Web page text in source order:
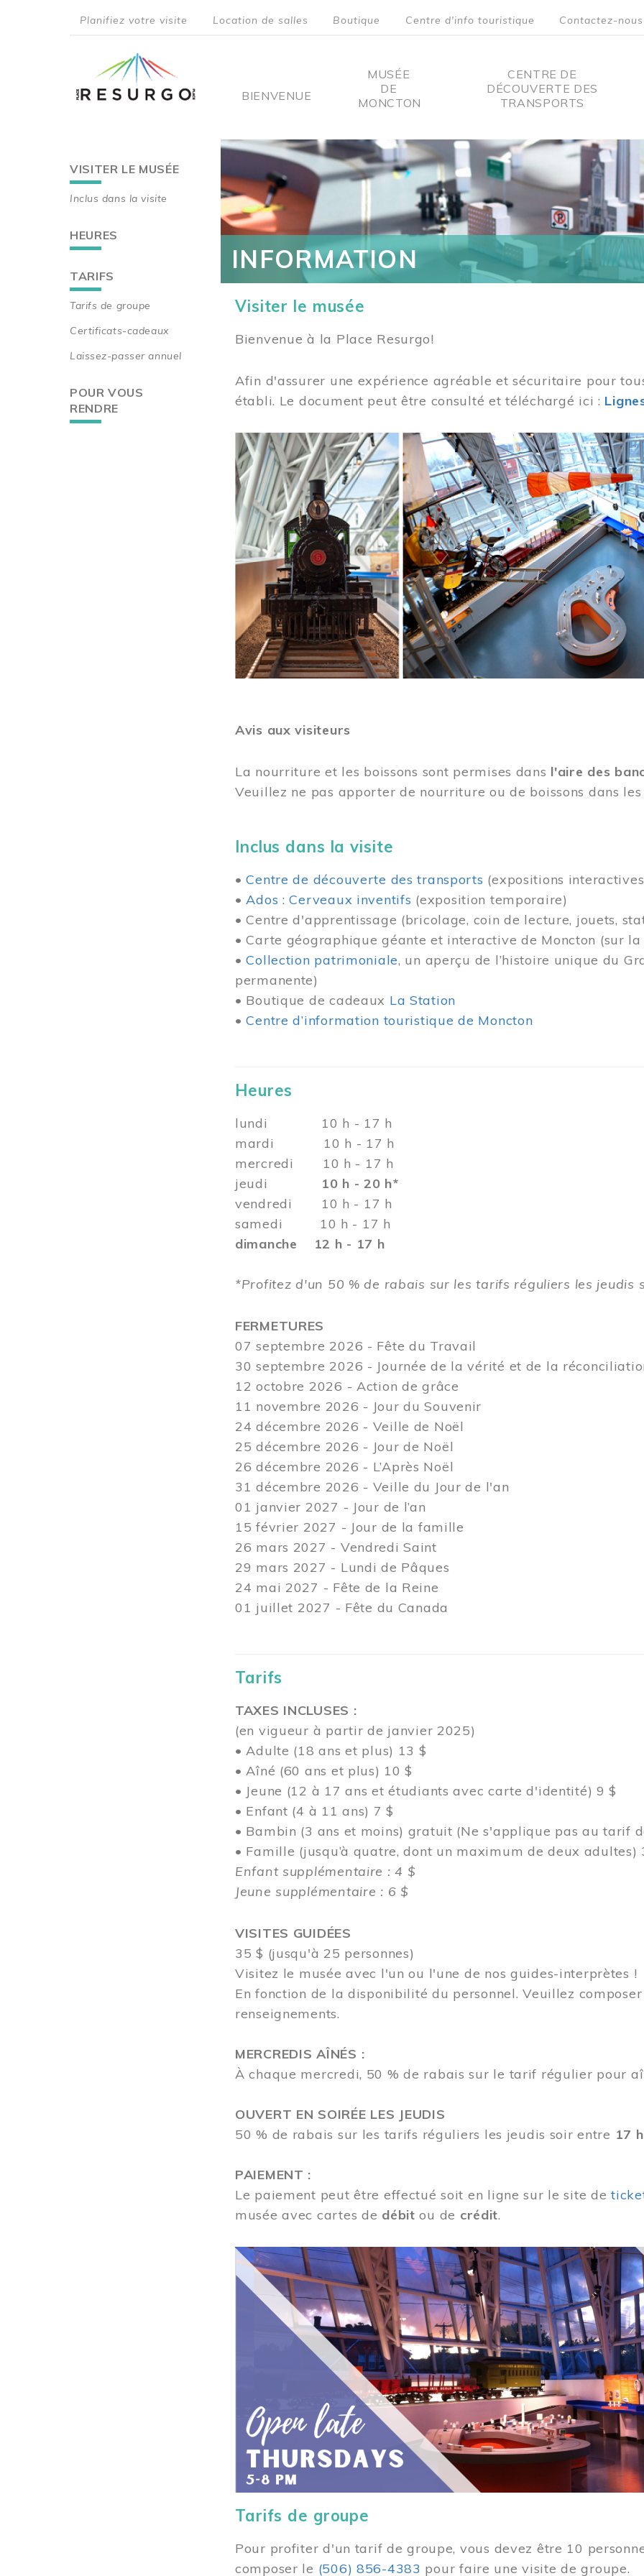
menu
Planifiez votre visite Location de salles Boutique Centre d'info touristique Contactez-nous
Main
BIENVENUE
MUSÉE
DE
MONCTON
CENTRE DE
DÉCOUVERTE DES
TRANSPORTS
Main
navigation
VISITER LE MUSÉE
Inclus dans la visite
HEURES
TARIFS
Tarifs de groupe
Certificats-cadeaux
Laissez-passer annuel
POUR VOUS
RENDRE
INFORMATION
Visiter le musée
Bienvenue à la Place Resurgo!
Afin d'assurer une expérience agréable et sécuritaire pour
établi. Le document peut être consulté et téléchargé ici :
Image
Avis aux visiteurs
La nourriture et les boissons sont permises dans l'aire des
Veuillez ne pas apporter de nourriture ou de boissons dans
Inclus dans la visite
•Centre de découverte des transports (expositions
• Ados : Cerveaux inventifs (exposition temporaire)
• Centre d'apprentissage (bricolage, coin de lecture, jouets,
• Carte géographique géante et interactive de Moncton (sur
•Collection patrimoniale, un aperçu de l’histoire unique du
permanente)
• Boutique de cadeaux La Station
•Centre d’information touristique de Moncton
Heures
lundi 10 h - 17 h
mardi 10 h - 17 h
mercredi 10 h - 17 h
jeudi 10 h - 20 h*
vendredi 10 h - 17 h
samedi 10 h - 17 h
dimanche 12 h - 17 h
*Profitez d'un 50 % de rabais sur les tarifs réguliers les jeudis
FERMETURES
07 septembre 2026 - Fête du Travail
30 septembre 2026 - Journée de la vérité et de la
12 octobre 2026 - Action de grâce
11 novembre 2026 - Jour du Souvenir
24 décembre 2026 - Veille de Noël
25 décembre 2026 - Jour de Noël
26 décembre 2026 - L’Après Noël
31 décembre 2026 - Veille du Jour de l'an
01 janvier 2027 - Jour de l’an
15 février 2027 - Jour de la famille
26 mars 2027 - Vendredi Saint
29 mars 2027 - Lundi de Pâques
24 mai 2027 - Fête de la Reine
01 juillet 2027 - Fête du Canada
Tarifs
TAXES INCLUSES :
(en vigueur à partir de janvier 2025)
• Adulte (18 ans et plus) 13 $
• Aîné (60 ans et plus) 10 $
• Jeune (12 à 17 ans et étudiants avec carte d'identité) 9 $
• Enfant (4 à 11 ans) 7 $
• Bambin (3 ans et moins) gratuit (Ne s'applique pas au tarif
• Famille (jusqu’à quatre, dont un maximum de deux adultes)
Enfant supplémentaire : 4 $
Jeune supplémentaire : 6 $
VISITES GUIDÉES
35 $ (jusqu'à 25 personnes)
Visitez le musée avec l'un ou l'une de nos guides-interprètes !
En fonction de la disponibilité du personnel.Veuillez
renseignements.
MERCREDIS AÎNÉS :
À chaque mercredi, 50 % de rabais sur le tarif régulier pour
OUVERT EN SOIRÉE LES JEUDIS
50 % de rabais sur les tarifs réguliers les jeudis soir entre 17
PAIEMENT :
Le paiement peut être effectué soit en ligne sur le site de
musée avec cartes de débitou de crédit.
Image
Tarifs de groupe
Pour profiter d'un tarif de groupe, vous devez être 10
composer le (506) 856-4383 pour faire une visite de groupe.